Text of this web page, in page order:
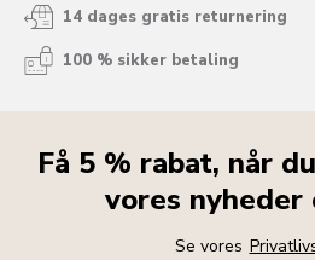
14 dages gratis returnering
100 % sikker betaling
Få 5 % rabat, når
vores
Se vores